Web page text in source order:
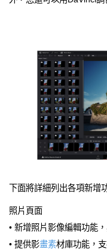
下面將詳細列出各項新增
照片頁面
• 新增照片影像編輯功能
• 提供影畫素材庫功能，